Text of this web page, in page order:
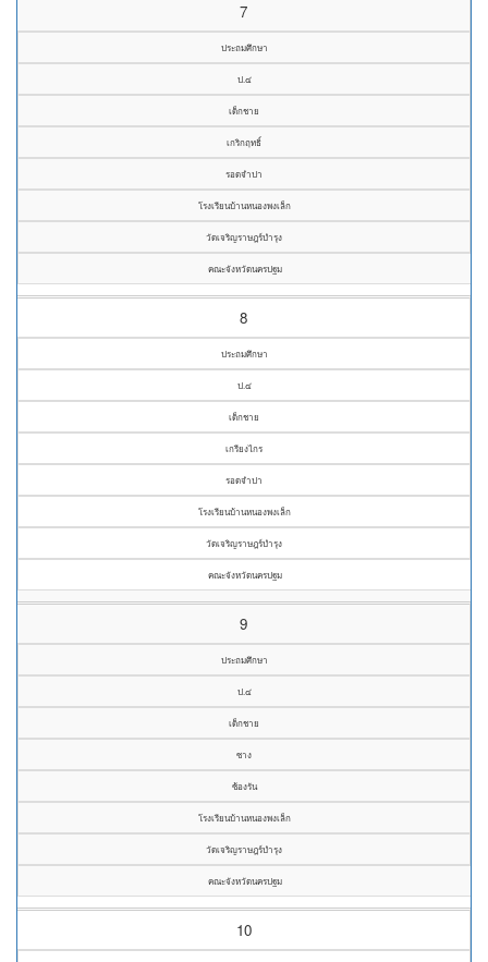
7
ประถมศึกษา
ป.๔
เด็กชาย
เกริกฤทธิ์
รอดจำปา
โรงเรียนบ้านหนองพงเล็ก
วัดเจริญราษฎร์บำรุง
คณะจังหวัดนครปฐม
8
ประถมศึกษา
ป.๔
เด็กชาย
เกรียงไกร
รอดจำปา
โรงเรียนบ้านหนองพงเล็ก
วัดเจริญราษฎร์บำรุง
คณะจังหวัดนครปฐม
9
ประถมศึกษา
ป.๔
เด็กชาย
ซาง
ซ้องรัน
โรงเรียนบ้านหนองพงเล็ก
วัดเจริญราษฎร์บำรุง
คณะจังหวัดนครปฐม
10